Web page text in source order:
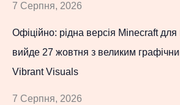
7 Серпня, 2026
Офіційно: рідна версія Minecraft
вийде 27 жовтня з великим
Vibrant Visuals
7 Серпня, 2026